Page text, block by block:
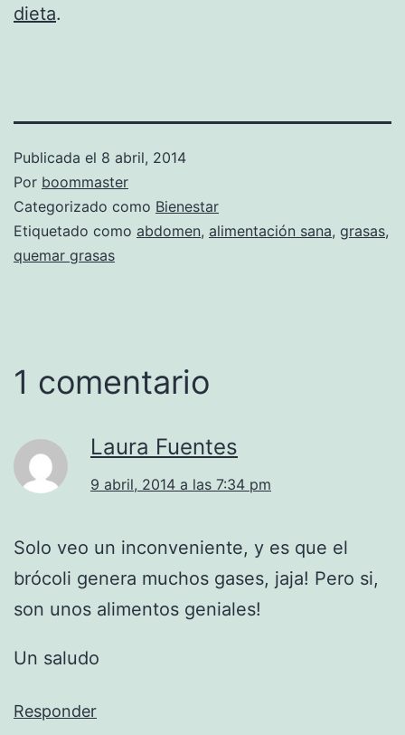
dieta.
Publicada el 8 abril, 2014
Por boommaster
Categorizado como Bienestar
Etiquetado como abdomen, alimentación sana, grasas,
quemar grasas
1 comentario
Laura Fuentes
9 abril, 2014 a las 7:34 pm
Solo veo un inconveniente, y es que el
brócoli genera muchos gases, jaja! Pero si,
son unos alimentos geniales!
Un saludo
Responder